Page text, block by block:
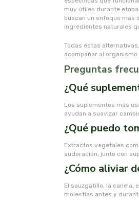
muy útiles durante
buscan un enfoque más
ingredientes naturales
Todas estas
acompañar al
Preguntas
¿Qué
Los suplementos más
ayudan a suavizar
¿Qué puedo
Extractos vegetales
sudoración, junto con
¿Cómo aliviar
El sauzgatillo, la canela,
molestias antes y